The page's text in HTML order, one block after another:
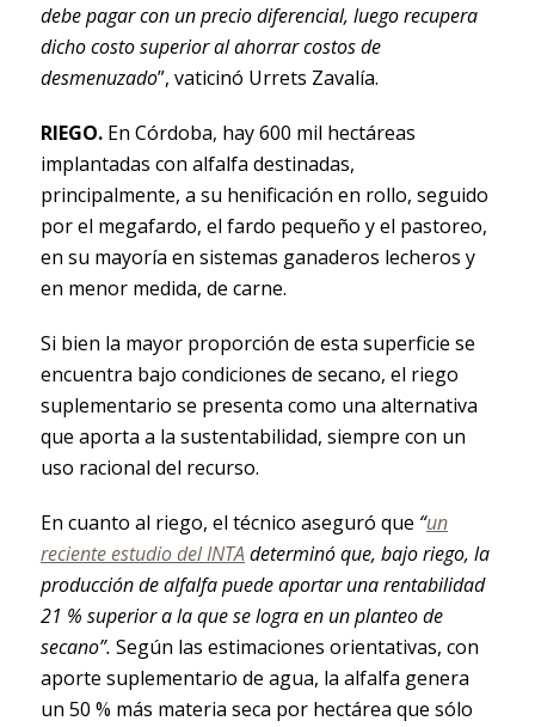
debe pagar con un precio diferencial, luego recupera
dicho costo superior al ahorrar costos de
desmenuzado”, vaticinó Urrets Zavalía.
RIEGO.En Córdoba, hay 600 mil hectáreas
implantadas con alfalfa destinadas,
principalmente, a su henificación en rollo, seguido
por el megafardo, el fardo pequeño y el pastoreo,
en su mayoría en sistemas ganaderos lecheros y
en menor medida, de carne.
Si bien la mayor proporción de esta superficie se
encuentra bajo condiciones de secano, el riego
suplementario se presenta como una alternativa
que aporta a la sustentabilidad, siempre con un
uso racional del recurso.
En cuanto al riego, el técnico aseguró que “un
reciente estudio del INTA determinó que, bajo riego, la
producción de alfalfa puede aportar una rentabilidad
21 % superior a la que se logra en un planteo de
secano”. Según las estimaciones orientativas, con
aporte suplementario de agua, la alfalfa genera
un 50 % más materia seca por hectárea que sólo